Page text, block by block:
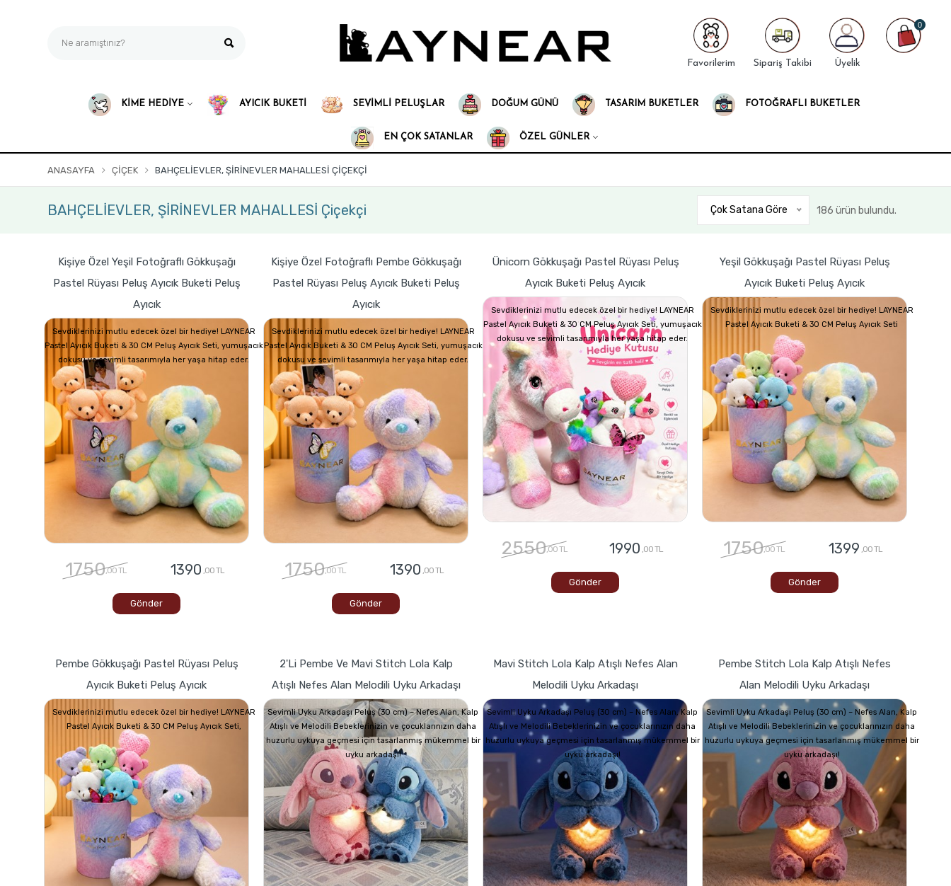
Favorilerim Sipariş Takibi Üyelik
0
KİME HEDİYE AYICIK BUKETİ SEVIMLI PELUŞLAR DOĞUM GÜNÜ TASARIM BUKETLER FOTOĞRAFLI BUKETLER
EN ÇOK SATANLAR ÖZEL GÜNLER
ANASAYFA ÇIÇEK BAHÇELİEVLER, ŞİRİNEVLER MAHALLESİ ÇIÇEKÇI
BAHÇELİEVLER, ŞİRİNEVLER MAHALLESİ Çiçekçi Çok Satana Göre 186 ürün bulundu.
Kişiye Özel Yeşil Fotoğraflı Gökkuşağı
Pastel Rüyası Peluş Ayıcık Buketi Peluş
Ayıcık
Sevdiklerinizi mutlu edecek özel bir hediye! LAYNEAR
Pastel Ayıcık Buketi & 30 CM Peluş Ayıcık Seti, yumuşacık
dokusu ve sevimli tasarımıyla her yaşa hitap eder.
1750,00 TL 1390 ,00 TL
Gönder
Kişiye Özel Fotoğraflı Pembe Gökkuşağı
Pastel Rüyası Peluş Ayıcık Buketi Peluş
Ayıcık
Sevdiklerinizi mutlu edecek özel bir hediye! LAYNEAR
Pastel Ayıcık Buketi & 30 CM Peluş Ayıcık Seti, yumuşacık
dokusu ve sevimli tasarımıyla her yaşa hitap eder.
1750,00 TL 1390 ,00 TL
Gönder
Ünicorn Gökkuşağı Pastel Rüyası Peluş
Ayıcık Buketi Peluş Ayıcık
Sevdiklerinizi mutlu edecek özel bir hediye! LAYNEAR
Pastel Ayıcık Buketi & 30 CM Peluş Ayıcık Seti, yumuşacık
dokusu ve sevimli tasarımıyla her yaşa hitap eder.
2550,00 TL 1990 ,00 TL
Gönder
Yeşil Gökkuşağı Pastel Rüyası Peluş
Ayıcık Buketi Peluş Ayıcık
Sevdiklerinizi mutlu edecek özel bir hediye! LAYNEAR
Pastel Ayıcık Buketi & 30 CM Peluş Ayıcık Seti
1750,00 TL 1399 ,00 TL
Gönder
Pembe Gökkuşağı Pastel Rüyası Peluş
Ayıcık Buketi Peluş Ayıcık
Sevdiklerinizi mutlu edecek özel bir hediye! LAYNEAR
Pastel Ayıcık Buketi & 30 CM Peluş Ayıcık Seti,
2'li Pembe Ve Mavi Stitch Lola Kalp
Atışlı Nefes Alan Melodili Uyku Arkadaşı
Sevimli Uyku Arkadaşı Peluş (30 cm) – Nefes Alan, Kalp
Atışlı ve Melodili Bebeklerinizin ve çocuklarınızın daha
huzurlu uykuya geçmesi için tasarlanmış mükemmel bir
uyku arkadaşı!
Mavi Stitch Lola Kalp Atışlı Nefes Alan
Melodili Uyku Arkadaşı
Sevimli Uyku Arkadaşı Peluş (30 cm) – Nefes Alan, Kalp
Atışlı ve Melodili Bebeklerinizin ve çocuklarınızın daha
huzurlu uykuya geçmesi için tasarlanmış mükemmel bir
uyku arkadaşı!
Pembe Stitch Lola Kalp Atışlı Nefes
Alan Melodili Uyku Arkadaşı
Sevimli Uyku Arkadaşı Peluş (30 cm) – Nefes Alan, Kalp
Atışlı ve Melodili Bebeklerinizin ve çocuklarınızın daha
huzurlu uykuya geçmesi için tasarlanmış mükemmel bir
uyku arkadaşı!